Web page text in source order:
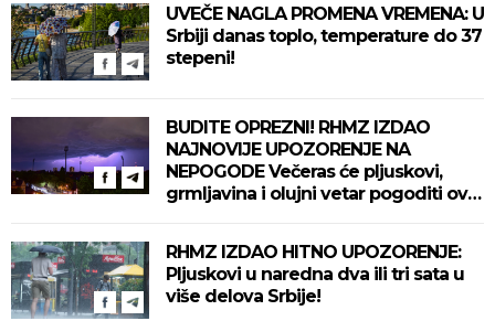
UVEČE NAGLA PROMENA VREMENA: U
Srbiji danas toplo, temperature do 37
stepeni!
BUDITE OPREZNI! RHMZ IZDAO
NAJNOVIJE UPOZORENJE NA
NEPOGODE Večeras će pljuskovi,
grmljavina i olujni vetar pogoditi ove
RHMZ IZDAO HITNO UPOZORENJE:
Pljuskovi u naredna dva ili tri sata u
više delova Srbije!